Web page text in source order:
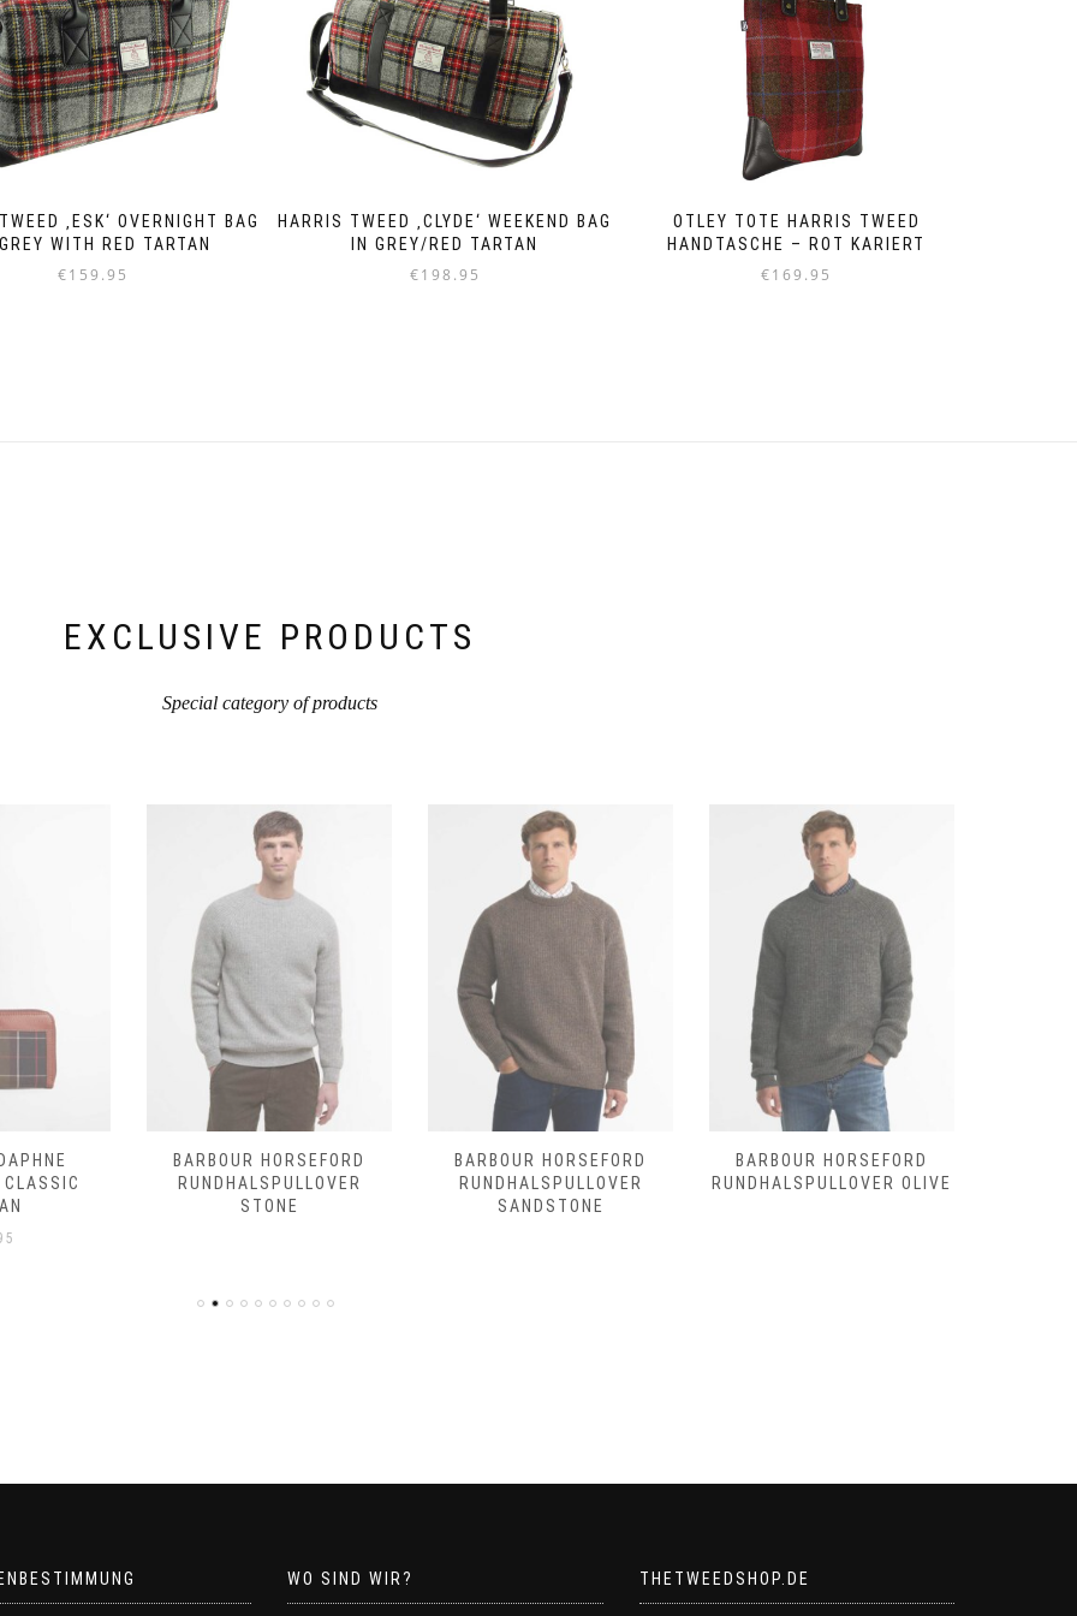
‚ESK‘ OVERNIGHT BAG
WITH RED TARTAN
€159.95
HARRIS TWEED ‚CLYDE‘ WEEKEND BAG
IN GREY/RED TARTAN
€198.95
OTLEY TOTE HARRIS TWEED
HANDTASCHE – ROT KARIERT
€169.95
EXCLUSIVE PRODUCTS
Special category of products
CLASSIC
BARBOUR HORSEFORD
RUNDHALSPULLOVER
STONE
BARBOUR HORSEFORD
RUNDHALSPULLOVER
SANDSTONE
BARBOUR HORSEFORD
RUNDHALSPULLOVER OLIVE
WO SIND WIR? THETWEEDSHOP.DE